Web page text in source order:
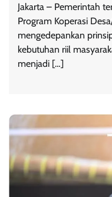
Jakarta – Pemerintah
Program Koperasi
mengedepankan
kebutuhan riil
menjadi […]